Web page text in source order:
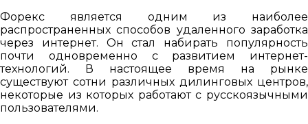
Форекс является одним из наиболее
распространенных способов удаленного заработка
через интернет. Он стал набирать популярность
почти одновременно с развитием интернет-
технологий. В настоящее время на рынке
существуют сотни различных дилинговых центров,
некоторые из которых работают с русскоязычными
пользователями.